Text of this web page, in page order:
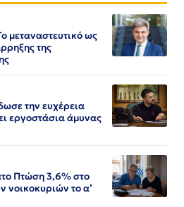
μεταναστευτικό ως
της
την ευχέρεια
εργοστάσια άμυνας
Πτώση 3,6% στο
νοικοκυριών το α’